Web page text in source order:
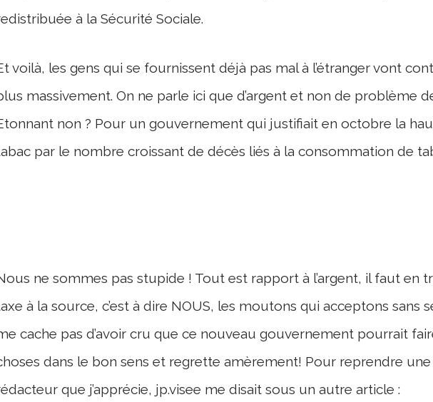
à la Sécurité Sociale.
voilà, les gens qui se fournissent déjà pas mal à l’étranger vont
massivement. On ne parle ici que d’argent et non de problème
non ? Pour un gouvernement qui justifiait en octobre la
par le nombre croissant de décès liés à la consommation de
ne sommes pas stupide ! Tout est rapport à l’argent, il faut en
à la source, c’est à dire NOUS, les moutons qui acceptons sans
cache pas d’avoir cru que ce nouveau gouvernement pourrait
dans le bon sens et regrette amèrement! Pour reprendre une
que j’apprécie, jp.visee me disait sous un autre article :